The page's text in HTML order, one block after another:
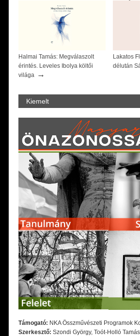
Halmai Tamás: Megválaszolt
érintés. Leveles Ibolya költői
világa
→
Lakatos
délután
Kiemelt
Támogató: NKA Összművészeti Programok
Szerkesztő: Szondi György, Toót-Holló Tamás